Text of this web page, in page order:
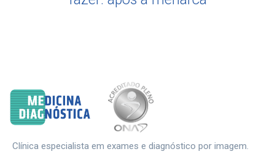
Clínica especialista em exames e diagnóstico por imagem.